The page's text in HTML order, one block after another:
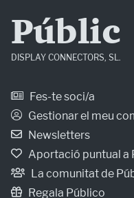
Públic
DISPLAY CONNECTORS, SL.
Fes-te soci/a
Gestionar el meu
Newsletters
Aportació puntual a
La comunitat de
Regala Público